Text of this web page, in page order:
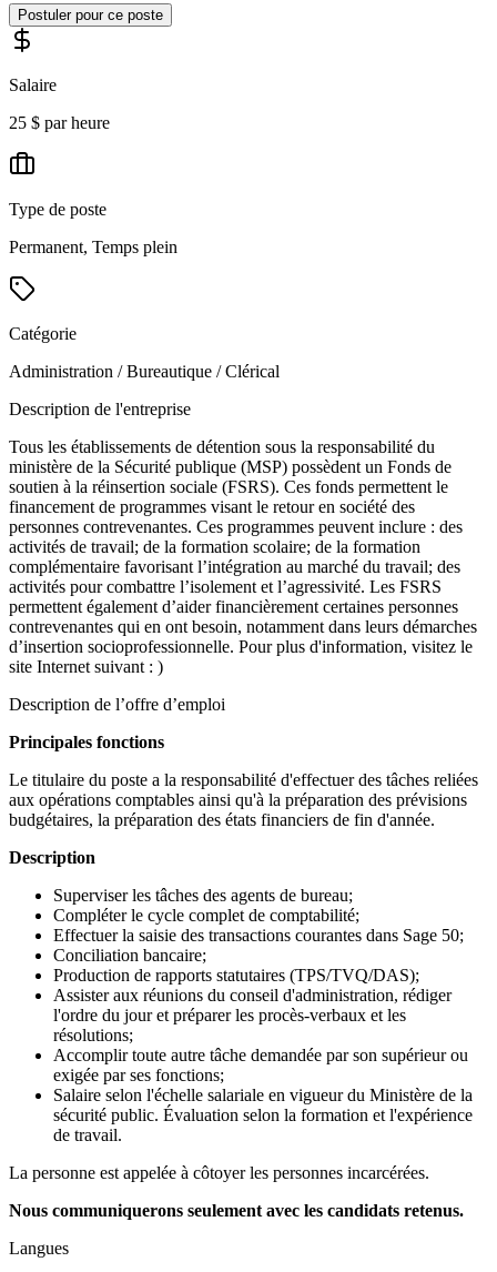
Postuler pour ce poste
Salaire
25 $ par heure
Type de poste
Permanent, Temps plein
Catégorie
Administration / Bureautique / Clérical
Description de l'entreprise
Tous les établissements de détention sous la responsabilité du
ministère de la Sécurité publique (MSP) possèdent un Fonds de
soutien à la réinsertion sociale (FSRS). Ces fonds permettent le
financement de programmes visant le retour en société des
personnes contrevenantes. Ces programmes peuvent inclure : des
activités de travail; de la formation scolaire; de la formation
complémentaire favorisant l’intégration au marché du travail; des
activités pour combattre l’isolement et l’agressivité. Les FSRS
permettent également d’aider financièrement certaines personnes
contrevenantes qui en ont besoin, notamment dans leurs démarches
d’insertion socioprofessionnelle. Pour plus d'information, visitez le
site Internet suivant : )
Description de l’offre d’emploi
Principales fonctions
Le titulaire du poste a la responsabilité d'effectuer des tâches reliées
aux opérations comptables ainsi qu'à la préparation des prévisions
budgétaires, la préparation des états financiers de fin d'année.
Description
Superviser les tâches des agents de bureau;
Compléter le cycle complet de comptabilité;
Effectuer la saisie des transactions courantes dans Sage 50;
Conciliation bancaire;
Production de rapports statutaires (TPS/TVQ/DAS);
Assister aux réunions du conseil d'administration, rédiger
l'ordre du jour et préparer les procès-verbaux et les
résolutions;
Accomplir toute autre tâche demandée par son supérieur ou
exigée par ses fonctions;
Salaire selon l'échelle salariale en vigueur du Ministère de la
sécurité public. Évaluation selon la formation et l'expérience
de travail.
La personne est appelée à côtoyer les personnes incarcérées.
Nous communiquerons seulement avec les candidats retenus.
Langues